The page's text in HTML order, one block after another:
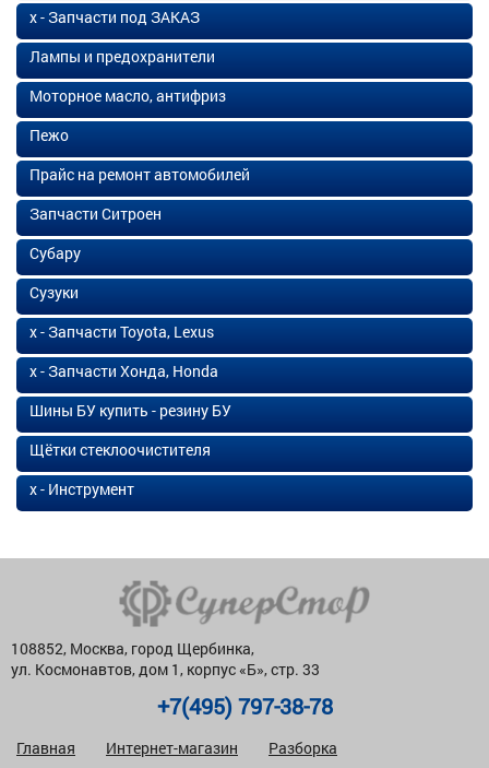
х - Запчасти под ЗАКАЗ
Лампы и предохранители
Моторное масло, антифриз
Пежо
Прайс на ремонт автомобилей
Запчасти Ситроен
Субару
Сузуки
х - Запчасти Toyota, Lexus
х - Запчасти Хонда, Honda
Шины БУ купить - резину БУ
Щётки стеклоочистителя
х - Инструмент
108852, Москва, город Щербинка,
ул. Космонавтов, дом 1, корпус «Б», стр. 33
+7(495) 797-38-78
Главная Интернет-магазин Разборка